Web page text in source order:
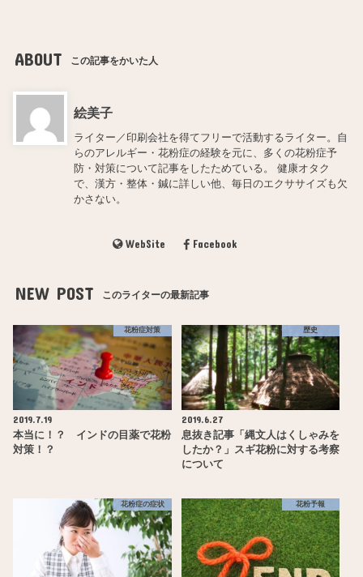
ABOUT この記事をかいた人
絵美子
ライター／印刷会社を得てフリーで活動するライター。自
らのアレルギー・花粉症の経験を元に、多くの花粉症予
防・対策について記事をしたためている。 健康オタク
で、漢方・整体・鍼に詳しい他、毎日のエクササイズも欠
かさない。
WebSite Facebook
NEW POST このライターの最新記事
花粉症対策
2019.7.19
本当に！？ インドの目薬で花粉
対策！？
歴史
2019.6.27
息抜き記事「縄文人はくしゃみを
したか？」スギ花粉に対する考察
について
花粉症の症状 花粉予報